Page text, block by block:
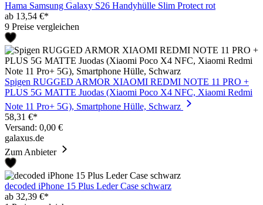
Hama Samsung Galaxy S26 Handyhülle Slim Protect rot
ab 13,54 €*
9 Preise vergleichen
Spigen RUGGED ARMOR XIAOMI REDMI NOTE 11 PRO +
PLUS 5G MATTE Juodas (Xiaomi Poco X4 NFC, Xiaomi Redmi
Note 11 Pro+ 5G), Smartphone Hülle, Schwarz
58,31 €*
Versand: 0,00 €
galaxus.de
Zum Anbieter
decoded iPhone 15 Plus Leder Case schwarz
ab 32,39 €*